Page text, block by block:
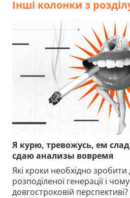
Інші колонки з
Я курю, тревожусь, ем
сдаю анализы вовремя
Які кроки необхідно
розподіленої генерації і
довгостроковій перспективі?